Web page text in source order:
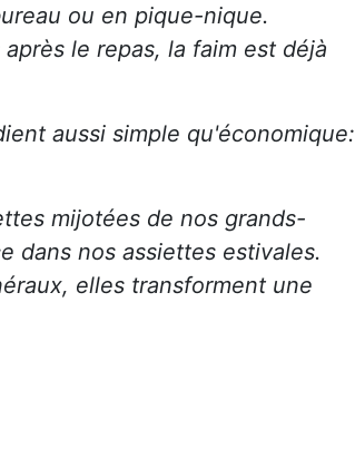
ou en pique-nique.
le repas, la faim est déjà
aussi simple qu'économique:
mijotées de nos grands-
dans nos assiettes estivales.
elles transforment une